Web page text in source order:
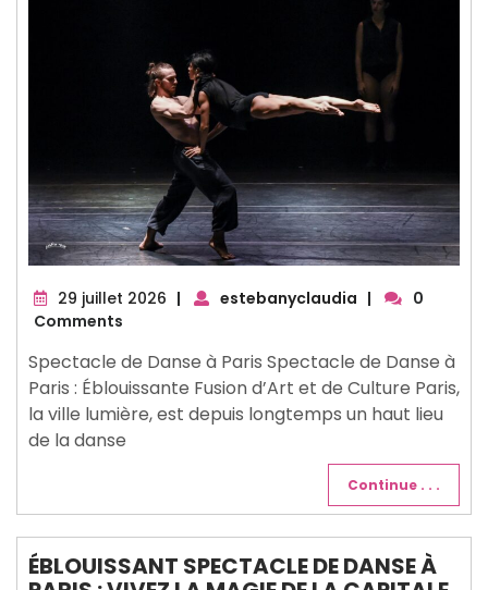
29 juillet 2026 29
| estebanyclaudia |
0
Comments
Spectacle de Danse à Paris Spectacle de Danse à
Paris : Éblouissante Fusion d’Art et de Culture Paris,
la ville lumière, est depuis longtemps un haut lieu
de la danse
Continue . . .
ÉBLOUISSANT SPECTACLE DE DANSE À